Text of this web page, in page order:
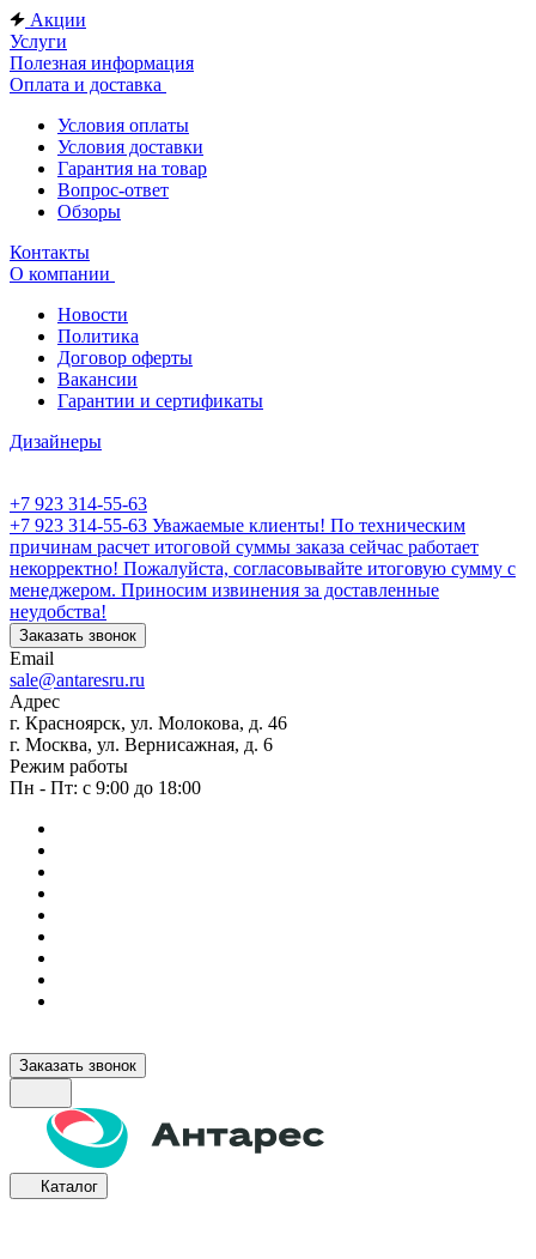
Акции
Услуги
Полезная информация
Оплата и доставка
Условия оплаты
Условия доставки
Гарантия на товар
Вопрос-ответ
Обзоры
Контакты
О компании
Новости
Политика
Договор оферты
Вакансии
Гарантии и сертификаты
Дизайнеры
+7 923 314-55-63
+7 923 314-55-63 Уважаемые клиенты! По техническим
причинам расчет итоговой суммы заказа сейчас работает
некорректно! Пожалуйста, согласовывайте итоговую сумму с
менеджером. Приносим извинения за доставленные
неудобства!
Заказать звонок
Email
sale@antaresru.ru
Адрес
г. Красноярск, ул. Молокова, д. 46
г. Москва, ул. Вернисажная, д. 6
Режим работы
Пн - Пт: с 9:00 до 18:00
Заказать звонок
Каталог